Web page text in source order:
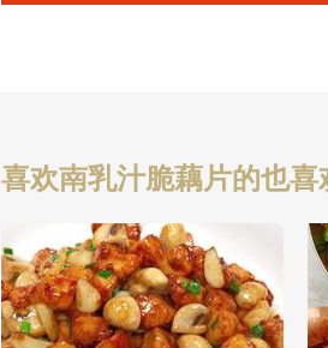
喜欢南乳汁脆藕片的也喜